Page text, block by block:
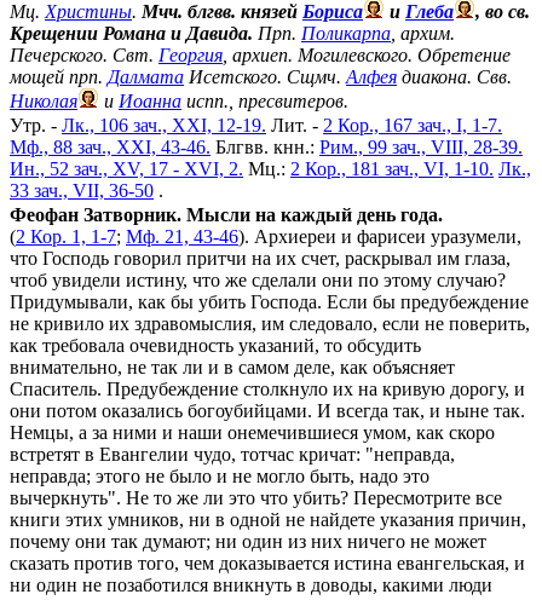
Мц. Христины. Мчч. блгвв. князей Бориса и Глеба
, во св.
Крещении Романа и Давида. Прп. Поликарпа , архим.
Печерского. Свт. Георгия , архиеп. Могилевского. Обретение
мощей прп. Далмата Исетского. Сщмч. Алфея диакона. Свв.
Николая
и Иоанна испп., пресвитеров.
Утр. - Лк., 106 зач., XXI, 12-19. Лит. - 2 Кор., 167 зач., I, 1-7.
Мф., 88 зач., XXI, 43-46. Блгвв. кнн.: Рим., 99 зач., VIII, 28-39.
Ин., 52 зач., XV, 17 - XVI, 2. Мц.: 2 Кор., 181 зач., VI, 1-10. Лк.,
33 зач., VII, 36-50 .
Феофан Затворник. Мысли на каждый день года.
(2 Кор. 1, 1-7; Мф. 21, 43-46). Архиереи и фарисеи уразумели,
что Господь говорил притчи на их счет, раскрывал им глаза,
чтоб увидели истину, что же сделали они по этому случаю?
Придумывали, как бы убить Господа. Если бы предубеждение
не кривило их здравомыслия, им следовало, если не поверить,
как требовала очевидность указаний, то обсудить
внимательно, не так ли и в самом деле, как объясняет
Спаситель. Предубеждение столкнуло их на кривую дорогу, и
они потом оказались богоубийцами. И всегда так, и ныне так.
Немцы, а за ними и наши онемечившиеся умом, как скоро
встретят в Евангелии чудо, тотчас кричат: "неправда,
неправда; этого не было и не могло быть, надо это
вычеркнуть". Не то же ли это что убить? Пересмотрите все
книги этих умников, ни в одной не найдете указания причин,
почему они так думают; ни один из них ничего не может
сказать против того, чем доказывается истина евангельская, и
ни один не позаботился вникнуть в доводы, какими люди